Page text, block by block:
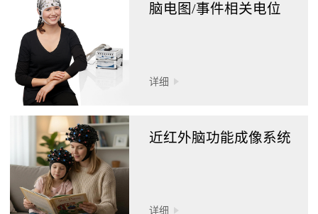
脑电图/事件相关电位
详细
近红外脑功能成像系统
详细